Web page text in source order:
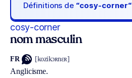
Définitions de “cosy-corner“
cosy-corner
nom masculin
FR [kozikɔʀnɛʀ]
Anglicisme.